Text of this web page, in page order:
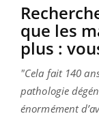
que les
plus :
"Cela fait 140
pathologie
énormément